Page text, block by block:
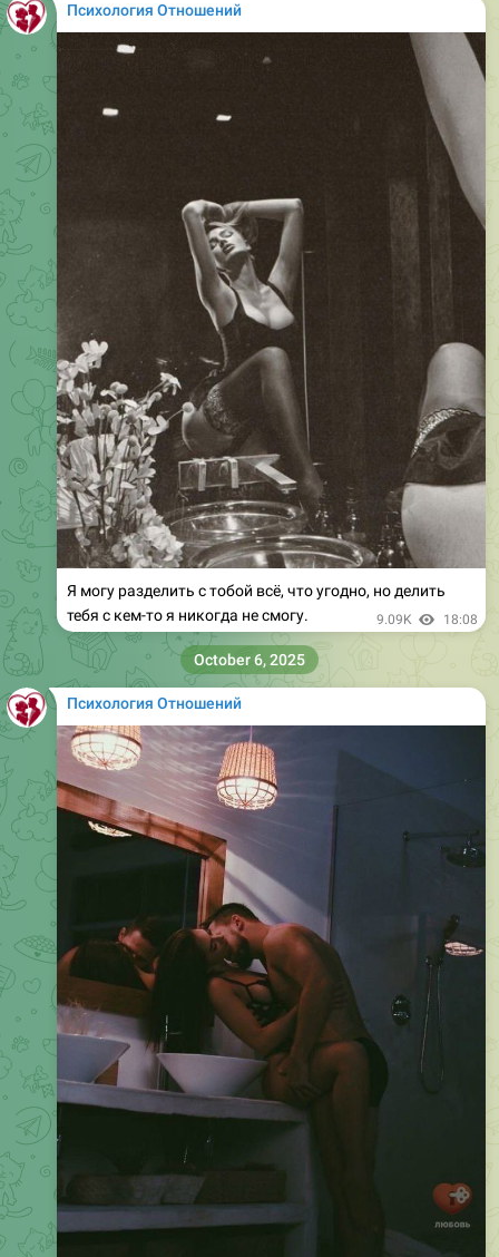
Психология Отношений
Я могу разделить с тобой всё, что угодно, но делить
тебя с кем-то я никогда не смогу.
9.09K 18:08
Психология Отношений
October 6, 2025